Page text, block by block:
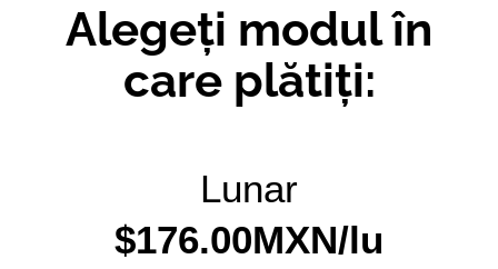
Alegeți modul în
care plătiți:
Lunar
$176.00MXN/lu